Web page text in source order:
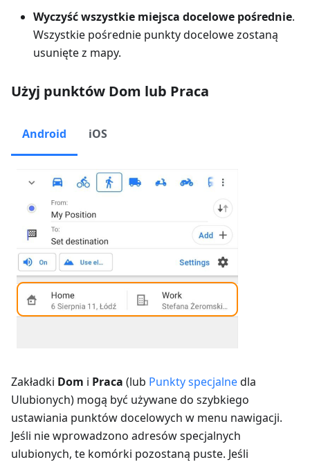
Wyczyść wszystkie miejsca docelowe pośrednie.
Wszystkie pośrednie punkty docelowe zostaną
usunięte z mapy.
Użyj punktów Dom lub Praca
Android iOS
Zakładki Dom i Praca (lub Punkty specjalnedla
Ulubionych) mogą być używane do szybkiego
ustawiania punktów docelowych w menu nawigacji.
Jeśli nie wprowadzono adresów specjalnych
ulubionych, te komórki pozostaną puste. Jeśli